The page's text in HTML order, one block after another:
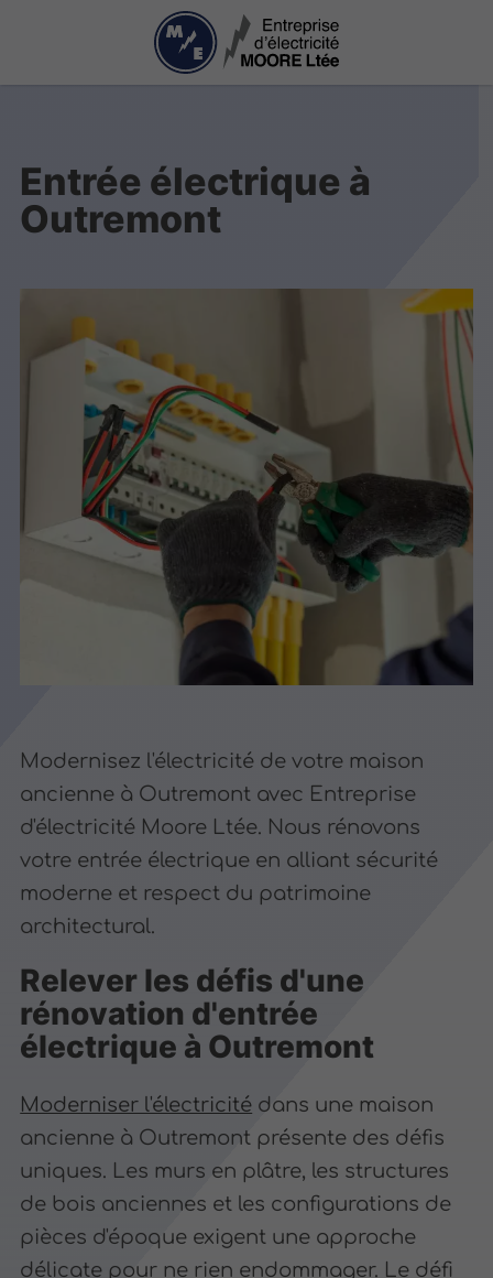
Entrée électrique à
Outremont
Modernisez l'électricité de votre maison
ancienne à Outremont avec Entreprise
d'électricité Moore Ltée. Nous rénovons
votre entrée électrique en alliant sécurité
moderne et respect du patrimoine
architectural.
Relever les défis d'une
rénovation d'entrée
électrique à Outremont
Moderniser l'électricité dans une maison
ancienne à Outremont présente des défis
uniques. Les murs en plâtre, les structures
de bois anciennes et les configurations de
pièces d'époque exigent une approche
délicate pour ne rien endommager. Le défi